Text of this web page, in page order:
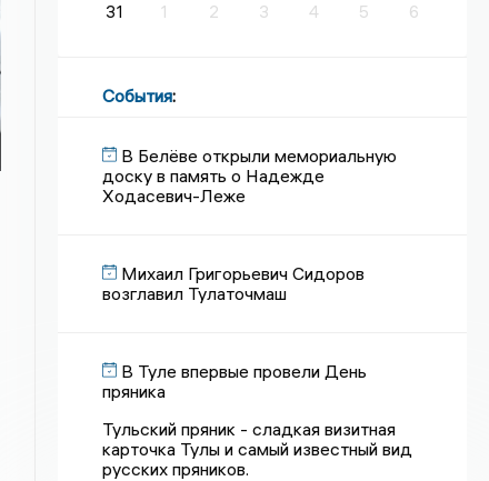
31
1 2 3 4 5 6
События:
В Белёве открыли мемориальную
доску в память о Надежде
Ходасевич-Леже
Михаил Григорьевич Сидоров
возглавил Тулаточмаш
В Туле впервые провели День
пряника
Тульский пряник - сладкая визитная
карточка Тулы и самый известный вид
русских пряников.